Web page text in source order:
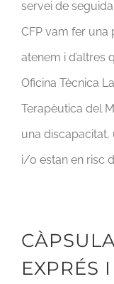
servei de
CFP vam fer una
atenem i d’altres
Oficina Tècnica
Terapèutica del
una
i/o estan en risc
EXPRÉS